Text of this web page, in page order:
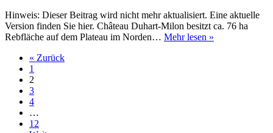
Hinweis: Dieser Beitrag wird nicht mehr aktualisiert. Eine aktuelle
Version finden Sie hier. Château Duhart-Milon besitzt ca. 76 ha
Rebfläche auf dem Plateau im Norden… Mehr lesen »
« Zurück
1
2
3
4
…
12